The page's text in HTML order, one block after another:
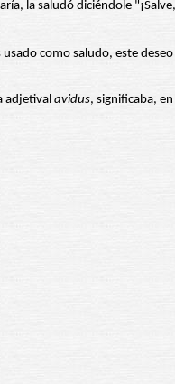
la saludó diciéndole
usado como saludo, este
adjetival avidus, significaba,